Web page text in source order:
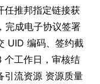
任推邦指定链接获
完成电子协议签署
UID 编码、签约截
个工作日，审核结
引流资源 资源质量